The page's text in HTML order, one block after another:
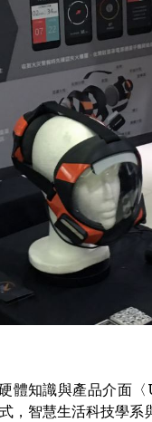
知識與產品介面
智慧生活科技學